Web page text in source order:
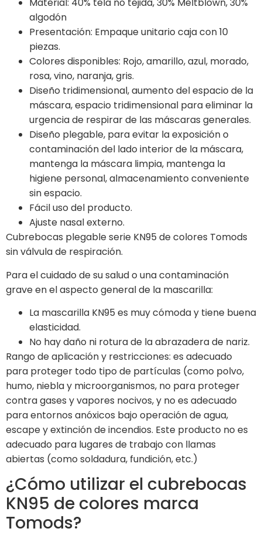
Material: 40% tela no tejida, 30% Meltblown, 30%
algodón
Presentación: Empaque unitario caja con 10
piezas.
Colores disponibles: Rojo, amarillo, azul, morado,
rosa, vino, naranja, gris.
Diseño tridimensional, aumento del espacio de la
máscara, espacio tridimensional para eliminar la
urgencia de respirar de las máscaras generales.
Diseño plegable, para evitar la exposición o
contaminación del lado interior de la máscara,
mantenga la máscara limpia, mantenga la
higiene personal, almacenamiento conveniente
sin espacio.
Fácil uso del producto.
Ajuste nasal externo.
Cubrebocas plegable serie KN95 de colores Tomods
sin válvula de respiración.
Para el cuidado de su salud o una contaminación
grave en el aspecto general de la mascarilla:
La mascarilla KN95 es muy cómoda y tiene buena
elasticidad.
No hay daño ni rotura de la abrazadera de nariz.
Rango de aplicación y restricciones: es adecuado
para proteger todo tipo de partículas (como polvo,
humo, niebla y microorganismos, no para proteger
contra gases y vapores nocivos, y no es adecuado
para entornos anóxicos bajo operación de agua,
escape y extinción de incendios. Este producto no es
adecuado para lugares de trabajo con llamas
abiertas (como soldadura, fundición, etc.)
¿Cómo utilizar el cubrebocas
KN95 de colores marca
Tomods?